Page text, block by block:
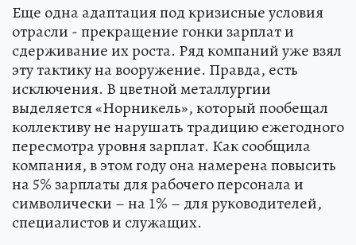
Еще одна адаптация под кризисные условия
отрасли - прекращение гонки зарплат и
сдерживание их роста. Ряд компаний уже взял
эту тактику на вооружение. Правда, есть
исключения. В цветной металлургии
выделяется «Норникель», который пообещал
коллективу не нарушать традицию ежегодного
пересмотра уровня зарплат. Как сообщила
компания, в этом году она намерена повысить
на 5% зарплаты для рабочего персонала и
символически – на 1% – для руководителей,
специалистов и служащих.